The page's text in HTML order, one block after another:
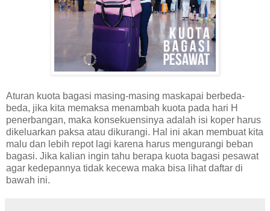
Aturan kuota bagasi masing-masing maskapai berbeda-
beda, jika kita memaksa menambah kuota pada hari H
penerbangan, maka konsekuensinya adalah isi koper harus
dikeluarkan paksa atau dikurangi. Hal ini akan membuat kita
malu dan lebih repot lagi karena harus mengurangi beban
bagasi. Jika kalian ingin tahu berapa kuota bagasi pesawat
agar kedepannya tidak kecewa maka bisa lihat daftar di
bawah ini.